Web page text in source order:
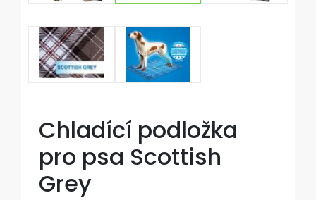
Chladící podložka
pro psa Scottish
Grey